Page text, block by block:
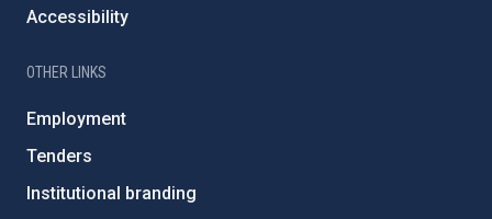
Accessibility
OTHER LINKS
Employment
Tenders
Institutional branding